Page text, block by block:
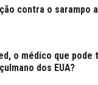
contra o sarampo
o médico que
dos EUA?